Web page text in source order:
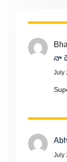
నా
July
July